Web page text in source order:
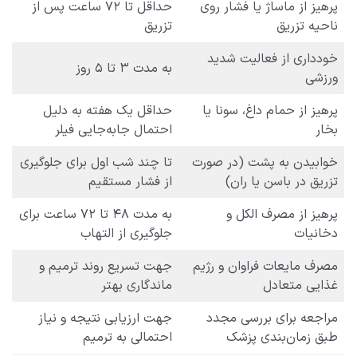
پرهیز از ماساژ یا فشار روی
ناحیه تزریق
حداقل تا ۷۲ ساعت پس از
تزریق
خودداری از فعالیت شدید
ورزشی
به مدت ۳ تا ۵ روز
پرهیز از حمام داغ، سونا یا
بخار
حداقل یک هفته به دلیل
احتمال جابه‌جایی فیلر
خوابیدن به پشت (در صورت
تزریق در باسن یا ران)
تا چند شب اول برای جلوگیری
از فشار مستقیم
پرهیز از مصرف الکل و
دخانیات
به مدت ۴۸ تا ۷۲ ساعت برای
جلوگیری از التهاب
مصرف مایعات فراوان و رژیم
غذایی متعادل
جهت تسریع روند ترمیم و
ماندگاری بهتر
مراجعه برای بررسی مجدد
طبق زمان‌بندی پزشک
جهت ارزیابی نتیجه و نیاز
احتمالی به ترمیم